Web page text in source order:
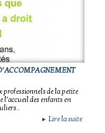
professionnels de la petite
l’accueil des enfants en
► Lire la suite